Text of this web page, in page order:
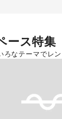
ース特集
ろなテーマでレ